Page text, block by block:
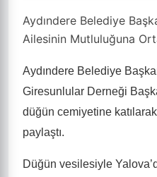
Aydındere Belediye
Ailesinin Mutluluğuna
Aydındere Belediye
Giresunlular Derneği
düğün cemiyetine
paylaştı.
Düğün vesilesiyle